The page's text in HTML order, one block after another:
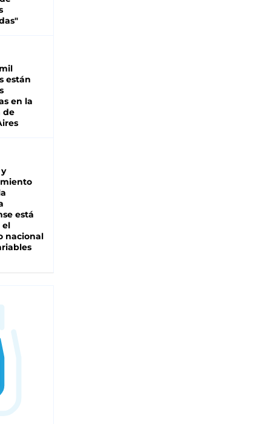
están
en la
de
está
el
nacional